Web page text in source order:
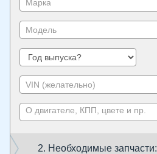
2. Необходимые запчасти: